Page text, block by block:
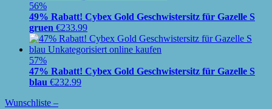
56%
49% Rabatt! Cybex Gold Geschwistersitz für Gazelle S
gruen €233.99
57%
47% Rabatt! Cybex Gold Geschwistersitz für Gazelle S
blau €232.99
Wunschliste –